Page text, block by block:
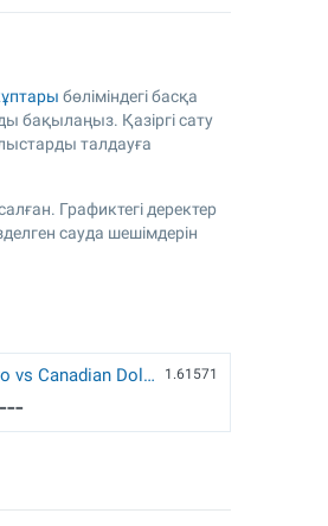
бөліміндегі басқа
бақылаңыз. Қазіргі сату
талдауға
Графиктегі деректер
сауда шешімдерін
Euro vs Canadian Dollar 1.61571